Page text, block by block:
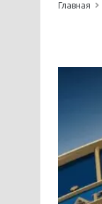
Главная